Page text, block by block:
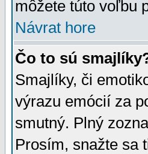
môžete túto voľbu
Návrat hore
Čo to sú
Smajlíky, či
výrazu emócií za
smutný. Plný
Prosím, snažte sa